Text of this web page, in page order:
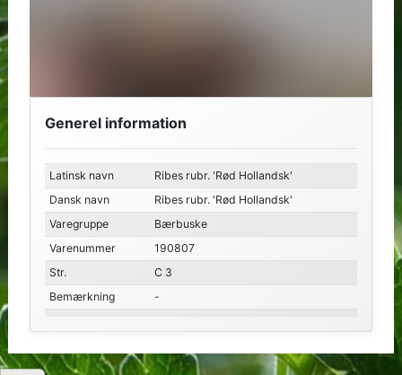
Generel information
Latinsk navn
Ribes rubr. 'Rød Hollandsk'
Dansk navn
Ribes rubr. 'Rød Hollandsk'
Varegruppe
Bærbuske
Varenummer
190807
Str.
C 3
Bemærkning
-